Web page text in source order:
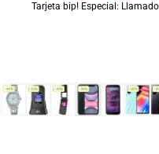
Tarjeta bip! Especial: